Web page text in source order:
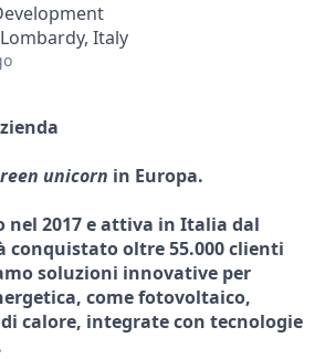
Italy
unicorn in Europa.
nel 2017 e attiva in Italia dal
conquistato oltre 55.000 clienti
soluzioni innovative per
come fotovoltaico,
calore, integrate con tecnologie